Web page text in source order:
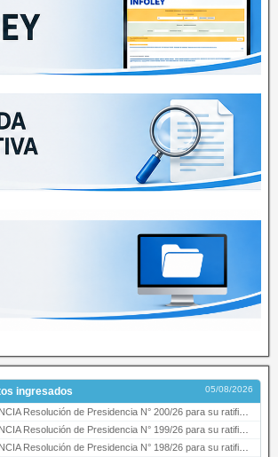
ingresados 05/08/2026
Resolución de Presidencia N° 200/26 para su ratificación.
Resolución de Presidencia N° 199/26 para su ratificación.
Resolución de Presidencia N° 198/26 para su ratificación.